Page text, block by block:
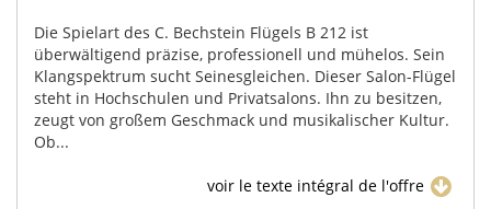
Die Spielart des C. Bechstein Flügels B 212 ist
überwältigend präzise, professionell und mühelos. Sein
Klangspektrum sucht Seinesgleichen. Dieser Salon-Flügel
steht in Hochschulen und Privatsalons. Ihn zu besitzen,
zeugt von großem Geschmack und musikalischer Kultur.
Ob...
voir le texte intégral de l'offre